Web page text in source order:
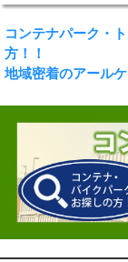
コンテナパーク・
方！！
地域密着のアール